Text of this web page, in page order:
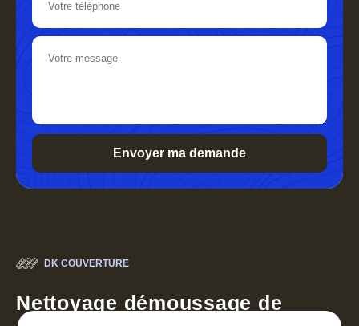
DK COUVERTURE
Nettoyage démoussage de